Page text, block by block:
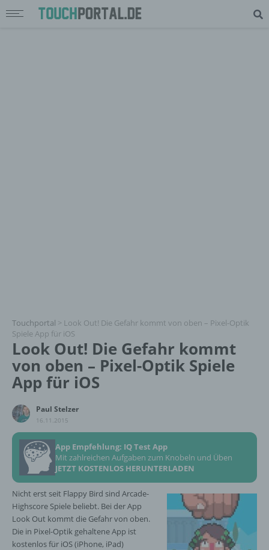
Touchportal > Look Out! Die Gefahr kommt von oben – Pixel-Optik
Spiele App für iOS
Look Out! Die Gefahr kommt
von oben – Pixel-Optik Spiele
App für iOS
Paul Stelzer
16.11.2015
App Empfehlung: IQ Test App
Mit zahlreichen Aufgaben zum Knobeln und Üben
JETZT KOSTENLOS HERUNTERLADEN
Nicht erst seit Flappy Bird sind Arcade-
Highscore Spiele beliebt. Bei der App
Look Out kommt die Gefahr von oben.
Die in Pixel-Optik gehaltene App ist
kostenlos für iOS (iPhone, iPad)